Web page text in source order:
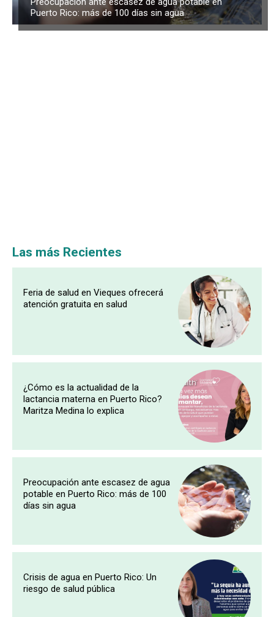
Puerto Rico: más de 100 días sin agua
Las más Recientes
Feria de salud en Vieques ofrecerá
atención gratuita en salud
¿Cómo es la actualidad de la
lactancia materna en Puerto Rico?
Maritza Medina lo explica
Preocupación ante escasez de agua
potable en Puerto Rico: más de 100
días sin agua
Crisis de agua en Puerto Rico: Un
riesgo de salud pública